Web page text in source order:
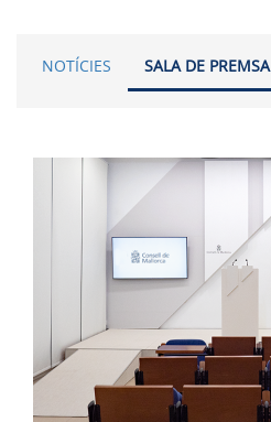
NOTÍCIES SALA DE PREMSA